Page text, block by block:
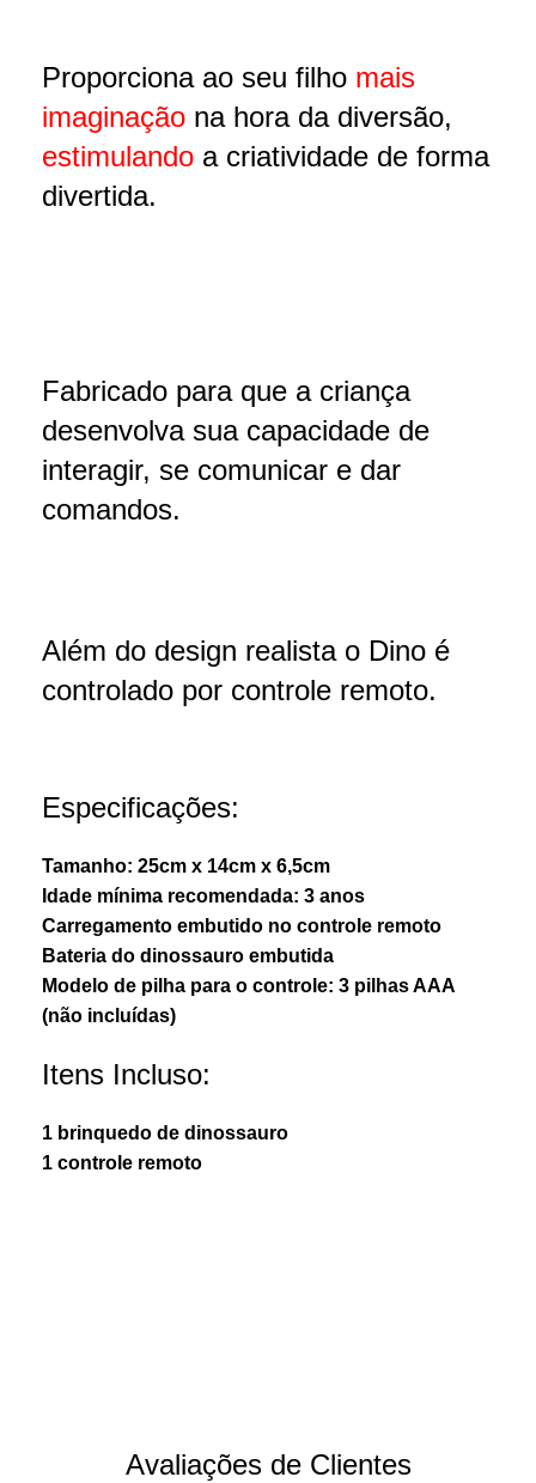
Proporciona ao seu filho mais
imaginação na hora da diversão,
estimulando a criatividade de forma
divertida.
Fabricado para que a criança
desenvolva sua capacidade de
interagir, se comunicar e dar
comandos.
Além do design realista o Dino é
controlado por controle remoto.
Especificações:
Tamanho: 25cm x 14cm x 6,5cm
Idade mínima recomendada: 3 anos
Carregamento embutido no controle remoto
Bateria do dinossauro embutida
Modelo de pilha para o controle: 3 pilhas AAA
(não incluídas)
Itens Incluso:
1 brinquedo de dinossauro
1 controle remoto
Avaliações de Clientes